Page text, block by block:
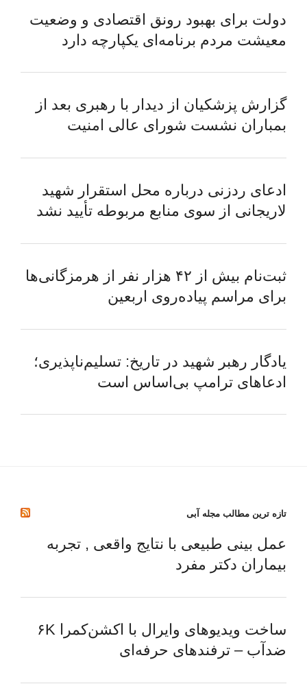
دولت برای بهبود رونق اقتصادی و وضعیت
معیشت مردم برنامه‌ای یکپارچه دارد
گزارش پزشکیان از دیدار با رهبری بعد از
بمباران نشست شورای عالی امنیت
ادعای ردزنی درباره محل استقرار شهید
لاریجانی از سوی منابع مربوطه تأیید نشد
ثبت‌نام بیش از ۴۲ هزار نفر از هرمزگانی‌ها
برای مراسم پیاده‌روی اربعین
یادگار رهبر شهید در تاریخ: تسلیم‌ناپذیری؛
ادعاهای ترامپ بی‌اساس است
تازه ترین مطالب مجله آبی
عمل بینی طبیعی با نتایج واقعی , تجربه
بیماران دکتر مفرد
ساخت ویدیوهای وایرال با اکشن‌کمرا ۶K
ضدآب – ترفندهای حرفه‌ای